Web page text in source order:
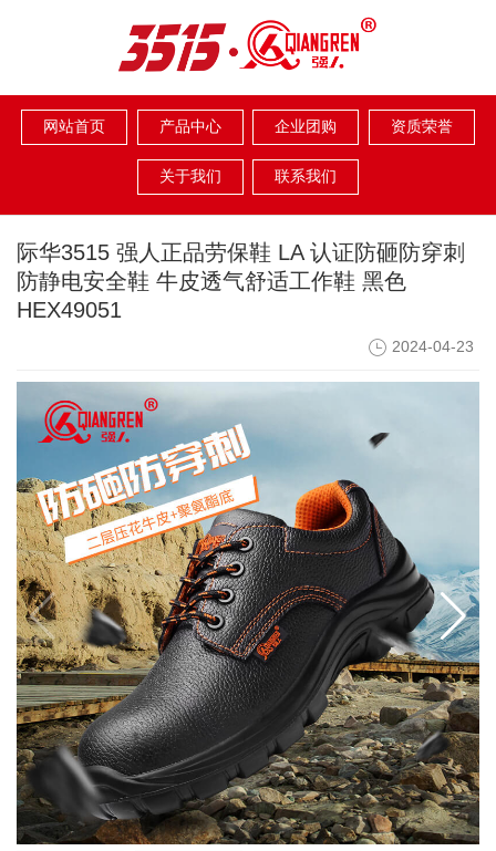
网站首页 产品中心 企业团购 资质荣誉
关于我们 联系我们
际华3515 强人正品劳保鞋 LA 认证防砸防穿刺
防静电安全鞋 牛皮透气舒适工作鞋 黑色
HEX49051
2024-04-23